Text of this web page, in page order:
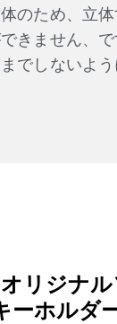
のため、立
きません、
でしないよう
リジナ
ーホルダ